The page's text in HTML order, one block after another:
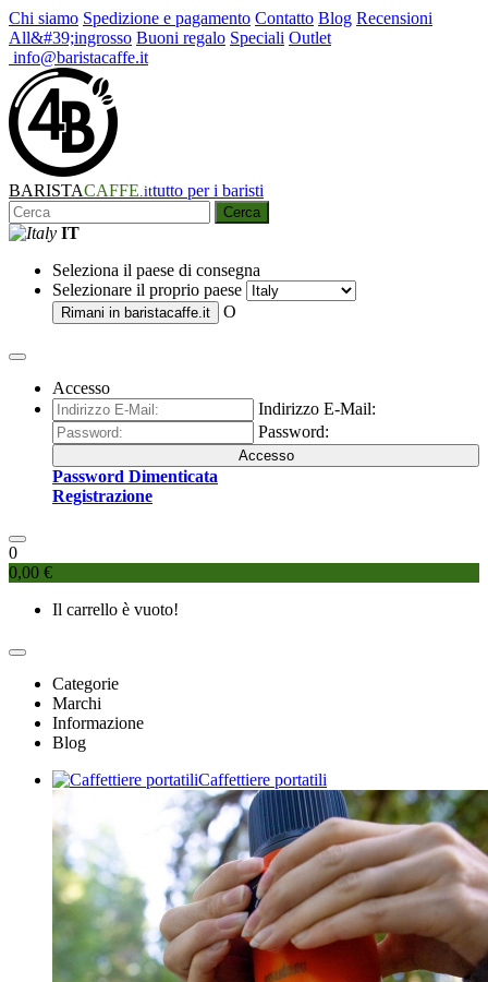
Chi siamo Spedizione e pagamento Contatto Blog Recensioni
All&#39;ingrosso Buoni regalo Speciali Outlet
info@baristacaffe.it
BARISTACAFFE.ittutto per i baristi
Cerca
IT
Seleziona il paese di consegna
Selezionare il proprio paese
Rimani in baristacaffe.it O
Accesso
Indirizzo E-Mail:
Password:
Accesso
Password Dimenticata
Registrazione
0
0,00 €
Il carrello è vuoto!
Categorie
Marchi
Informazione
Blog
Caffettiere portatili